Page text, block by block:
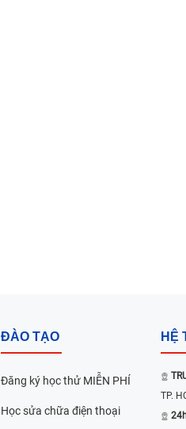
ĐÀO TẠO
Đăng ký học thử MIỄN PHÍ
Học sửa chữa điện thoại
HỆ
TP.